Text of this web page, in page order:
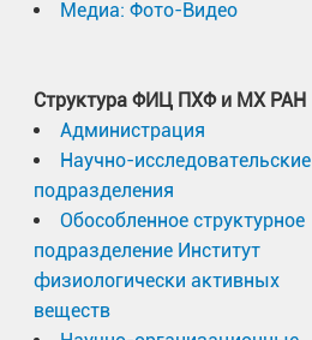
Медиа: Фото-Видео
Структура ФИЦ ПХФ и МХ РАН
Администрация
Научно-исследовательские
подразделения
Обособленное структурное
подразделение Институт
физиологически активных
веществ